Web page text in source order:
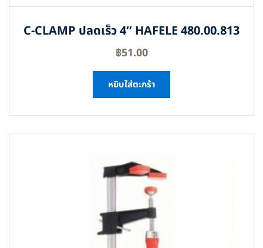
C-CLAMP ปลดเร็ว 4″ HAFELE 480.00.813
฿51.00
หยิบใส่ตะกร้า